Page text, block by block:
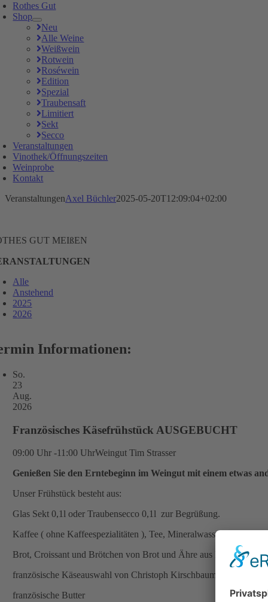
Rothes Gut
Shop
Neu
Alle Weine
Weißwein
Rotwein
Roséwein
Edition
Spezial
Traubensaft
Limitiert
Sekt
Secco
Veranstaltungen
Vinothek/Öffnungszeiten
Weinprobe
Kontakt
VeranstaltungenAxel Büchler2025-05-20T12:09:04+02:00
GUT MEIßEN
Alle
Anstehend
2025
2026
Informationen:
So.
23
Aug.
2026
Französisches Käsefrühstück AUSGEBUCHT
09:00 Uhr -11:00 UhrWeingut Tim Strasser
Genießen Sie den Erntebeginn im Weingut mit einem etwas
Unser Frühstück besteht aus:
Glas Sekt 0,1l oder Traubensecco 0,1l zur Begrüßung.
Kaffee ( ohne Kaffeespezialitäten ), Tee, Mineralwasser, Orangensaft
Brot, Croissant und Brötchen von Brot und Ähre aus Meißen und
französische Käseauswahl von Christoph Kirschbaum aus Roßwein
französische Butter